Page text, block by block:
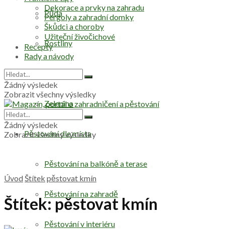
Půda
Rostliny
Zelenina
Pěstování dle místa
Pěstování na balkóně a terase
Pěstování na zahradě
Pěstování v interiéru
Dekorace a prvky na zahradu
Pergoly a zahradní domky
Škůdci a choroby
Užiteční živočichové
Recepty
Rady a návody
Žádný výsledek
Zobrazit všechny výsledky
Žádný výsledek
Zobrazit všechny výsledky
Úvod Štítek pěstovat kmín
Štítek:pěstovat kmín